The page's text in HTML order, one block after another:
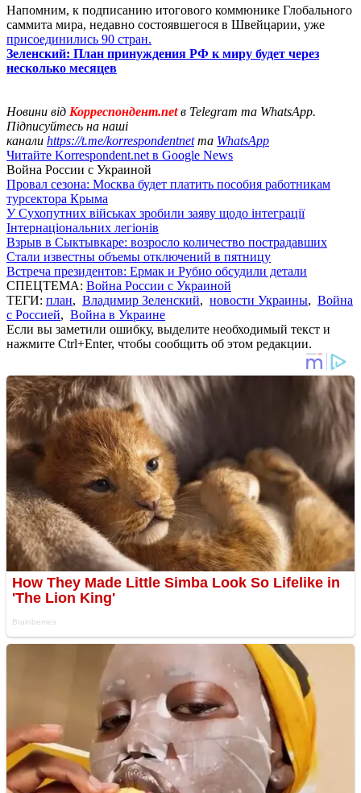
Напомним, к подписанию итогового коммюнике Глобального
саммита мира, недавно состоявшегося в Швейцарии, уже
присоединились 90 стран.
Зеленский: План принуждения РФ к миру будет через
несколько месяцев
Новини від Корреспондент.netв Telegram та WhatsApp.
Підписуйтесь на наші
канали https://t.me/korrespondentnetта WhatsApp
Читайте Korrespondent.net в Google News
Война России с Украиной
Провал сезона: Москва будет платить пособия работникам
турсектора Крыма
У Сухопутних військах зробили заяву щодо інтеграції
Інтернаціональних легіонів
Взрыв в Сыктывкаре: возросло количество пострадавших
Стали известны объемы отключений в пятницу
Встреча президентов: Ермак и Рубио обсудили детали
СПЕЦТЕМА: Война России с Украиной
ТЕГИ: план, Владимир Зеленский, новости Украины, Война
с Россией, Война в Украине
Если вы заметили ошибку, выделите необходимый текст и
нажмите Ctrl+Enter, чтобы сообщить об этом редакции.